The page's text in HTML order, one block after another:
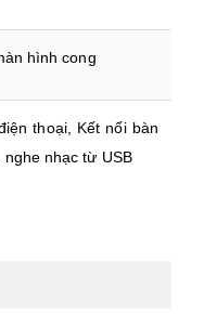
hình cong
thoại, Kết nối bàn
nhạc từ USB